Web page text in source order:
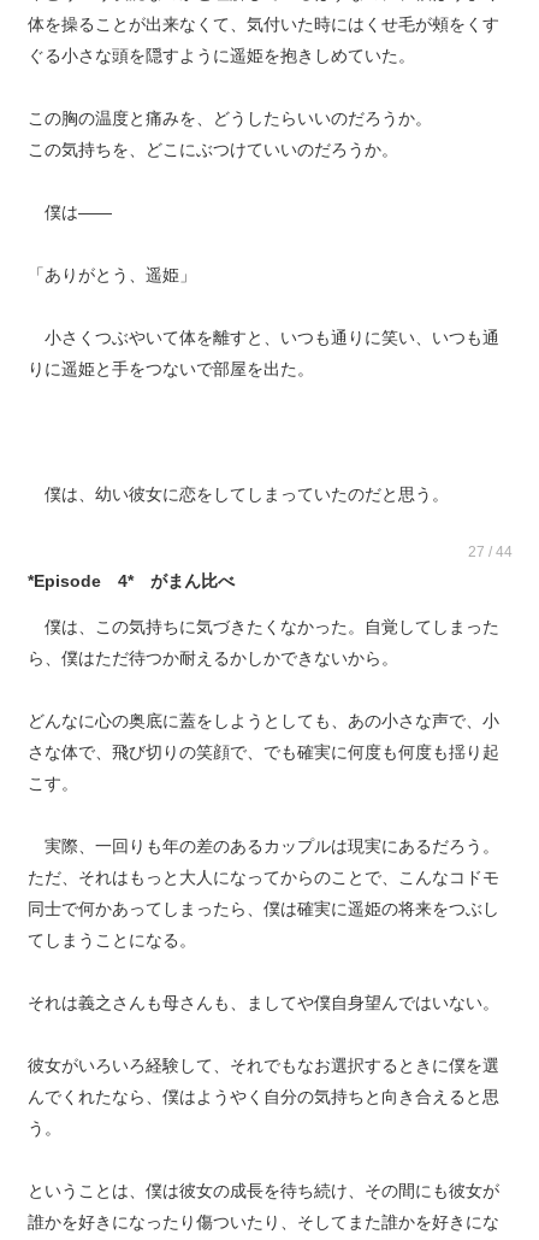
体を操ることが出来なくて、気付いた時にはくせ毛が頰をくす
ぐる小さな頭を隠すように遥姫を抱きしめていた。
この胸の温度と痛みを、どうしたらいいのだろうか。
この気持ちを、どこにぶつけていいのだろうか。
僕は――
「ありがとう、遥姫」
小さくつぶやいて体を離すと、いつも通りに笑い、いつも通
りに遥姫と手をつないで部屋を出た。
僕は、幼い彼女に恋をしてしまっていたのだと思う。
27 / 44
*Episode 4* がまん比べ
僕は、この気持ちに気づきたくなかった。自覚してしまった
ら、僕はただ待つか耐えるかしかできないから。
どんなに心の奥底に蓋をしようとしても、あの小さな声で、小
さな体で、飛び切りの笑顔で、でも確実に何度も何度も揺り起
こす。
実際、一回りも年の差のあるカップルは現実にあるだろう。
ただ、それはもっと大人になってからのことで、こんなコドモ
同士で何かあってしまったら、僕は確実に遥姫の将来をつぶし
てしまうことになる。
それは義之さんも母さんも、ましてや僕自身望んではいない。
彼女がいろいろ経験して、それでもなお選択するときに僕を選
んでくれたなら、僕はようやく自分の気持ちと向き合えると思
う。
ということは、僕は彼女の成長を待ち続け、その間にも彼女が
誰かを好きになったり傷ついたり、そしてまた誰かを好きにな